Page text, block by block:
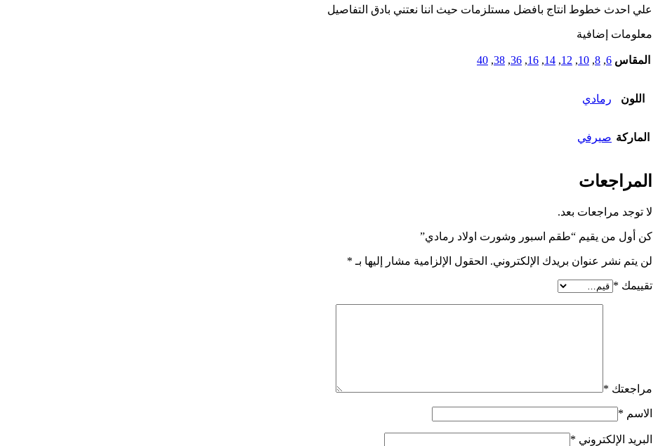
علي احدث خطوط انتاج بافضل مستلزمات حيث اننا نعتني بادق التفاصيل
معلومات إضافية
المقاس 6
,
8
,
10
,
12
,
14
,
16
,
36
,
38
,
40
اللون رمادي
الماركة صيرفي
المراجعات
لا توجد مراجعات بعد.
كن أول من يقيم “طقم اسبور وشورت اولاد رمادي”
لن يتم نشر عنوان بريدك الإلكتروني. الحقول الإلزامية مشار إليها بـ *
تقييمك *
مراجعتك *
الاسم *
البريد الإلكتروني *